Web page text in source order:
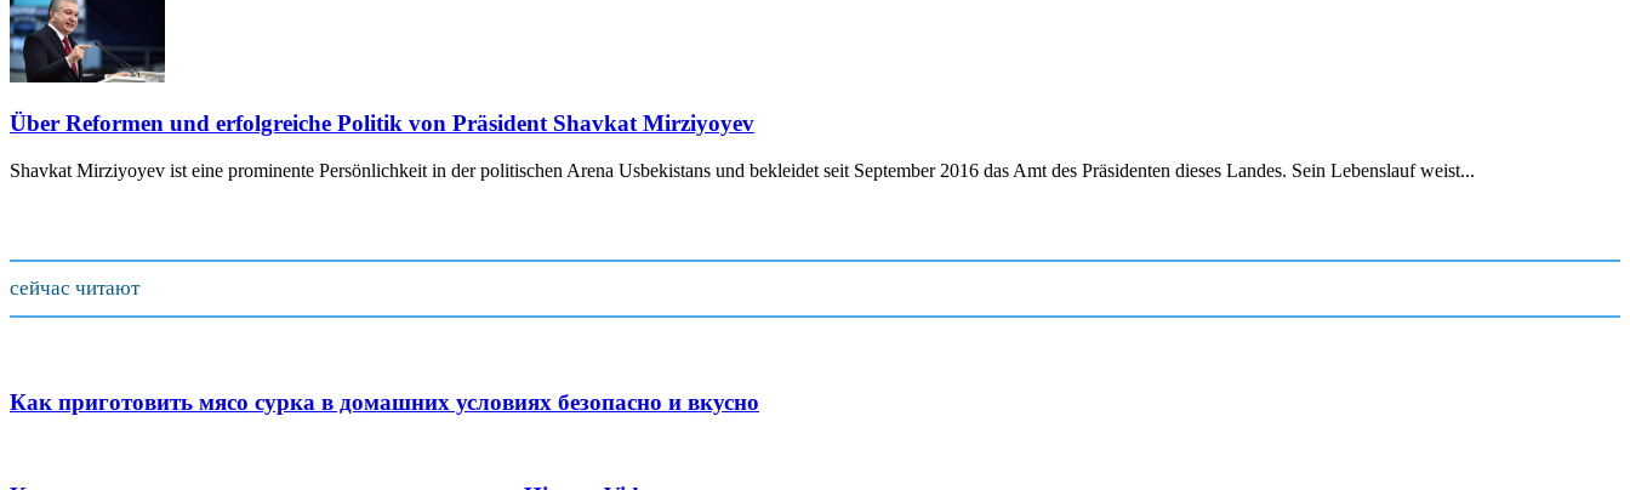
Über Reformen und erfolgreiche Politik von Präsident Shavkat Mirziyoyev
Shavkat Mirziyoyev ist eine prominente Persönlichkeit in der politischen Arena Usbekistans und bekleidet seit September 2016 das Amt des Präsidenten dieses Landes. Sein Lebenslauf weist...
сейчас читают
Как приготовить мясо сурка в домашних условиях безопасно и вкусно